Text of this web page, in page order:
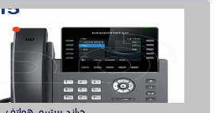
سويتش ريجي لشبكة أكثر